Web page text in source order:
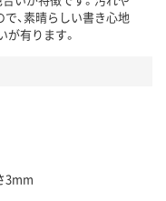
、素晴らしい書き心地
有ります。
3mm